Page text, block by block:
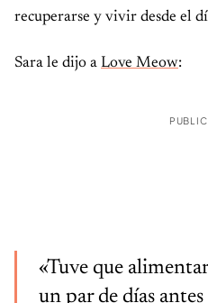
recuperarse y vivir desde el
Sara le dijo a Love Meow:
«Tuve que
un par de días